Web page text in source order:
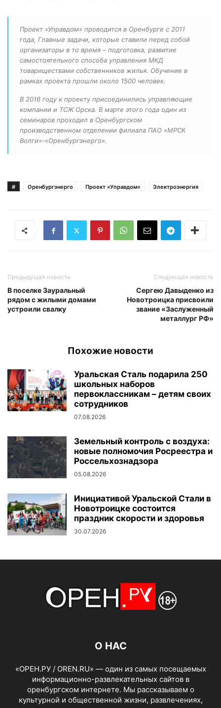
Проект «Управдом» проводится в Оренбурге с 2011
года, Главные задачи, которые ставили перед собой
организаторы в то время – подготовка, развитие
самостоятельного способа управления МКД
товариществами собственников жилья. Обучение в
рамках проекта прошли около 1500 человек.
В 2016 году к проекту присоединились управляющие
компании и ТСЖ Орска. В марте этого года один из
семинаров проходил в Оренбургском
производственном отделении филиала ПАО «МРСК
Волги»-«Оренбургэнерго».
# Оренбургэнерго Проект «Управдом» Электроэнергия
Предыдущая новость
В поселке Зауральный
рядом с жилыми домами
устроили свалку
Следующая новость
Сергею Давыденко из
Новотроицка присвоили
звание «Заслуженный
металлург РФ»
Похожие новости
Уральская Сталь подарила 250
школьных наборов
первоклассникам – детям своих
сотрудников
07.08.2026
Земельный контроль с воздуха:
новые полномочия Росреестра и
Россельхознадзора
05.08.2026
Инициативой Уральской Стали в
Новотроицке состоится
праздник скорости и здоровья
30.07.2026
О НАС
«ОРЕН.РУ / OREN.RU» — один из самых посещаемых
информационно-развлекательных сайтов в
оренбургском интернете. Мы рассказываем о
культурной и общественной жизни, развлечениях,